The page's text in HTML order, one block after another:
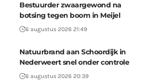
Bestuurder zwaargewond na
botsing tegen boom in Meijel
6 augustus 2026 21:49
Natuurbrand aan Schoordijk in
Nederweert snel onder controle
6 augustus 2026 20:39